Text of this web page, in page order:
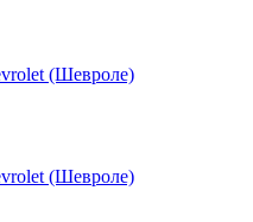
(Шевроле)
(Шевроле)